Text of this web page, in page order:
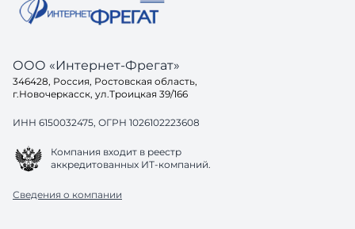
ООО «Интернет-Фрегат»
346428, Россия, Ростовская область,
г.Новочеркасск, ул.Троицкая 39/166
ИНН 6150032475, ОГРН 1026102223608
Компания входит в реестр
аккредитованных ИТ-компаний.
Сведения о компании